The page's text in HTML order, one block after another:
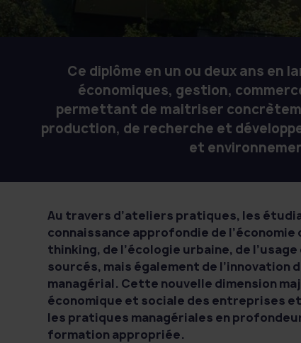
r
'
A
r
t
d
D
e
s
i
g
n
t
e
t
e
s
n
Ce diplôme en un ou deux ans
économiques, gestion,
permettant de maitriser
production, de recherche et
et
Au travers d’ateliers pratiques, les
connaissance approfondie de
thinking, de l’écologie urbaine, de
sourcés, mais également de l’innovation
managérial. Cette nouvelle dimension
économique et sociale des entreprises
les pratiques managériales en
formation appropriée.